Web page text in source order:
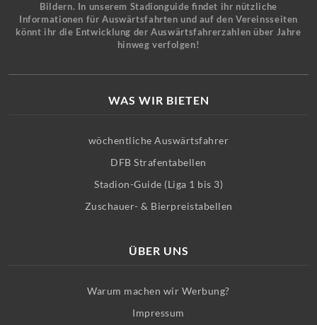
Bildern. In unserem Stadionguide findet ihr nützliche
Informationen für Auswärtsfahrten und auf den Vereinsseiten
könnt ihr die Entwicklung der Auswärtsfahrerzahlen über Jahre
hinweg verfolgen!
WAS WIR BIETEN
wöchentliche Auswärtsfahrer
DFB Strafentabellen
Stadion-Guide (Liga 1 bis 3)
Zuschauer- & Bierpreistabellen
ÜBER UNS
Warum machen wir Werbung?
Impressum